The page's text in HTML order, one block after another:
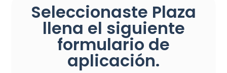
Seleccionaste Plaza
llena el siguiente
formulario de
aplicación.